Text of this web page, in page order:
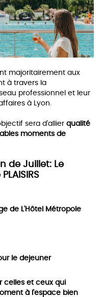
majoritairement aux
à travers la
professionnel et leur
à Lyon.
sera d'allier qualité
moments de
de Juillet: Le
de L'Hôtel Métropole
le dejeuner
celles et ceux qui
à l'espace bien